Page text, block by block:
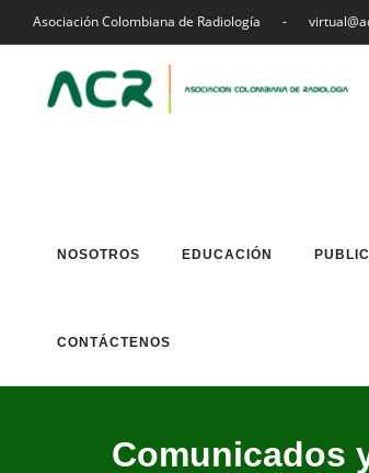
Asociación Colombiana de Radiología -
NOSOTROS EDUCACIÓN
CONTÁCTENOS
Comunicados